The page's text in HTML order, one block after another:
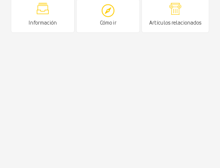
Información Cómo ir Artículos relacionados